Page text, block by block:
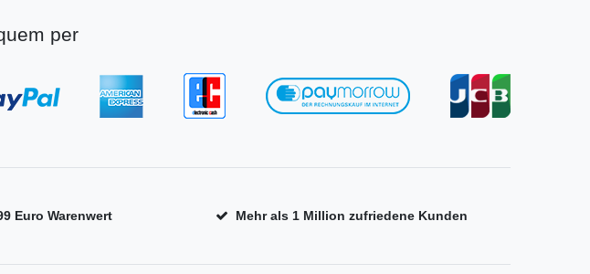
per
Euro Warenwert Mehr als 1 Million zufriedene Kunden